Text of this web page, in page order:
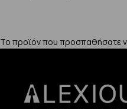
Το προϊόν που προσπαθήσατε